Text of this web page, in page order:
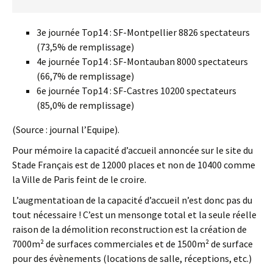
3e journée Top14 : SF-Montpellier 8826 spectateurs
(73,5% de remplissage)
4e journée Top14 : SF-Montauban 8000 spectateurs
(66,7% de remplissage)
6e journée Top14 : SF-Castres 10200 spectateurs
(85,0% de remplissage)
(Source : journal l’Equipe).
Pour mémoire la capacité d’accueil annoncée sur le site du
Stade Français est de 12000 places et non de 10400 comme
la Ville de Paris feint de le croire.
L’augmentatioan de la capacité d’accueil n’est donc pas du
tout nécessaire ! C’est un mensonge total et la seule réelle
raison de la démolition reconstruction est la création de
7000m² de surfaces commerciales et de 1500m² de surface
pour des évènements (locations de salle, réceptions, etc.)